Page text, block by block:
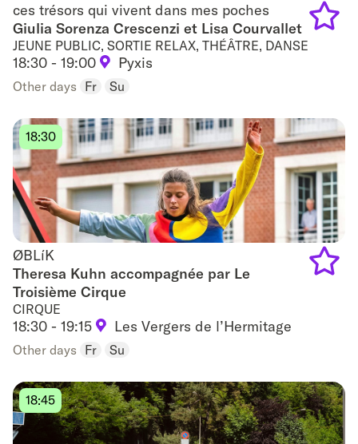
ces trésors qui vivent dans mes poches
ces trésors qui vivent dans mes poches
Giulia Sorenza Crescenzi et Lisa Courvallet
JEUNE PUBLIC, SORTIE RELAX, THÉÂTRE, DANSE
18:30 - 19:00 Pyxis
Other days Fr Su
ØBLíK
ØBLíK
Theresa Kuhn accompagnée par Le
Troisième Cirque
CIRQUE
18:30 - 19:15 Les Vergers de l’Hermitage
18:30
Other days Fr Su
18:45